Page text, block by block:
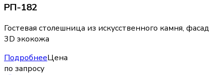
РП-182
Гостевая столешница из искусственного камня, фасад
3D экокожа
ПодробнееЦена
по запросу